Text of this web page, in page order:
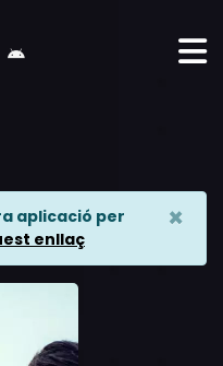
aplicació per
enllaç
×